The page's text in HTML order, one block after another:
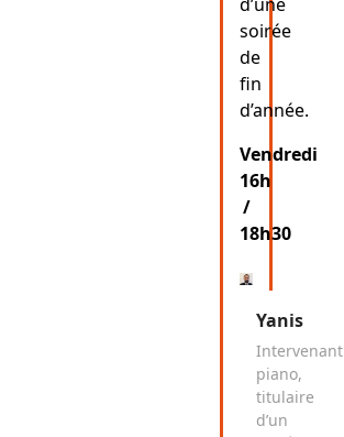
soirée
de
fin
d’année.
Vendredi
16h
/
18h30
Yanis
Intervenant
piano,
titulaire
d’un